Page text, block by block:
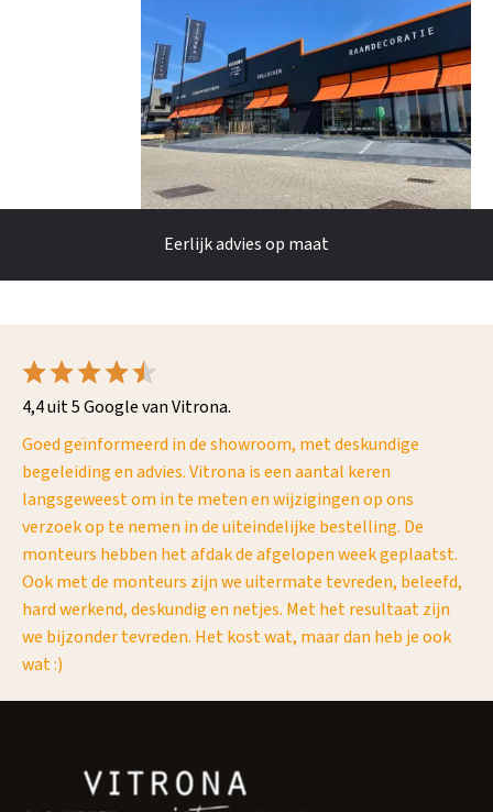
Eerlijk advies op maat
4,4 uit 5 Google van Vitrona.
Goed geïnformeerd in de showroom, met deskundige
begeleiding en advies. Vitrona is een aantal keren
langsgeweest om in te meten en wijzigingen op ons
verzoek op te nemen in de uiteindelijke bestelling. De
monteurs hebben het afdak de afgelopen week geplaatst.
Ook met de monteurs zijn we uitermate tevreden, beleefd,
hard werkend, deskundig en netjes. Met het resultaat zijn
we bijzonder tevreden. Het kost wat, maar dan heb je ook
wat :)